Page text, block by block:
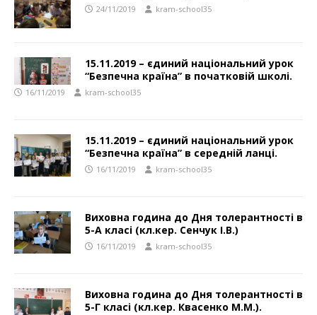
24/11/2019 kram-school35
15.11.2019 – єдиний національний урок
“Безпечна країна” в початковій школі.
16/11/2019 kram-school35
15.11.2019 – єдиний національний урок
“Безпечна країна” в середній ланці.
16/11/2019 kram-school35
Виховна година до Дня толерантності в
5-А класі (кл.кер. Сенчук І.В.)
16/11/2019 kram-school35
Виховна година до Дня толерантності в
5-Г класі (кл.кер. Квасенко М.М.).